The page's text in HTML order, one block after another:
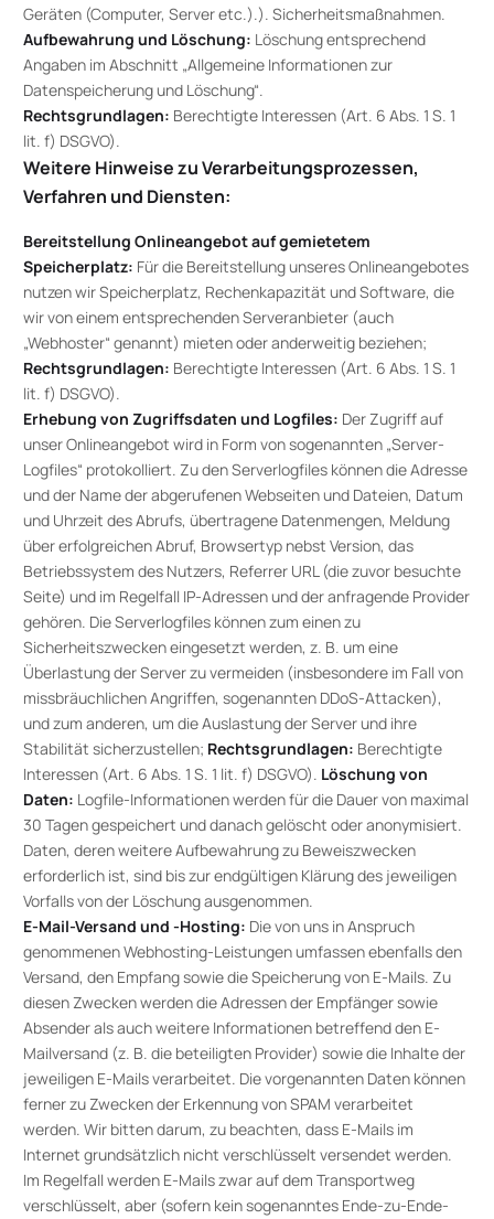
Geräten (Computer, Server etc.).). Sicherheitsmaßnahmen.
Aufbewahrung und Löschung: Löschung entsprechend
Angaben im Abschnitt „Allgemeine Informationen zur
Datenspeicherung und Löschung“.
Rechtsgrundlagen: Berechtigte Interessen (Art. 6 Abs. 1 S. 1
lit. f) DSGVO).
Weitere Hinweise zu Verarbeitungsprozessen,
Verfahren und Diensten:
Bereitstellung Onlineangebot auf gemietetem
Speicherplatz: Für die Bereitstellung unseres Onlineangebotes
nutzen wir Speicherplatz, Rechenkapazität und Software, die
wir von einem entsprechenden Serveranbieter (auch
„Webhoster“ genannt) mieten oder anderweitig beziehen;
Rechtsgrundlagen: Berechtigte Interessen (Art. 6 Abs. 1 S. 1
lit. f) DSGVO).
Erhebung von Zugriffsdaten und Logfiles: Der Zugriff auf
unser Onlineangebot wird in Form von sogenannten „Server-
Logfiles“ protokolliert. Zu den Serverlogfiles können die Adresse
und der Name der abgerufenen Webseiten und Dateien, Datum
und Uhrzeit des Abrufs, übertragene Datenmengen, Meldung
über erfolgreichen Abruf, Browsertyp nebst Version, das
Betriebssystem des Nutzers, Referrer URL (die zuvor besuchte
Seite) und im Regelfall IP-Adressen und der anfragende Provider
gehören. Die Serverlogfiles können zum einen zu
Sicherheitszwecken eingesetzt werden, z. B. um eine
Überlastung der Server zu vermeiden (insbesondere im Fall von
missbräuchlichen Angriffen, sogenannten DDoS-Attacken),
und zum anderen, um die Auslastung der Server und ihre
Stabilität sicherzustellen; Rechtsgrundlagen: Berechtigte
Interessen (Art. 6 Abs. 1 S. 1 lit. f) DSGVO). Löschung von
Daten: Logfile-Informationen werden für die Dauer von maximal
30 Tagen gespeichert und danach gelöscht oder anonymisiert.
Daten, deren weitere Aufbewahrung zu Beweiszwecken
erforderlich ist, sind bis zur endgültigen Klärung des jeweiligen
Vorfalls von der Löschung ausgenommen.
E-Mail-Versand und -Hosting: Die von uns in Anspruch
genommenen Webhosting-Leistungen umfassen ebenfalls den
Versand, den Empfang sowie die Speicherung von E-Mails. Zu
diesen Zwecken werden die Adressen der Empfänger sowie
Absender als auch weitere Informationen betreffend den E-
Mailversand (z. B. die beteiligten Provider) sowie die Inhalte der
jeweiligen E-Mails verarbeitet. Die vorgenannten Daten können
ferner zu Zwecken der Erkennung von SPAM verarbeitet
werden. Wir bitten darum, zu beachten, dass E-Mails im
Internet grundsätzlich nicht verschlüsselt versendet werden.
Im Regelfall werden E-Mails zwar auf dem Transportweg
verschlüsselt, aber (sofern kein sogenanntes Ende-zu-Ende-